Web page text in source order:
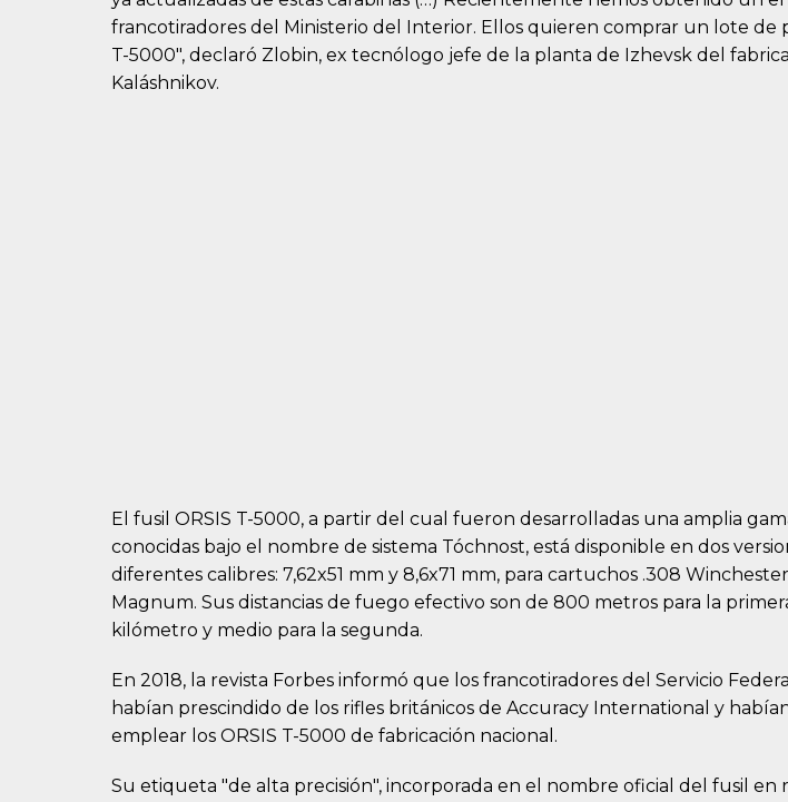
francotiradores del Ministerio del Interior. Ellos quieren comprar un lote de
T-5000", declaró Zlobin, ex tecnólogo jefe de la planta de Izhevsk del
Kaláshnikov.
El fusil ORSIS T-5000, a partir del cual fueron desarrolladas una amplia
conocidas bajo el nombre de sistema Tóchnost, está disponible en dos
diferentes calibres: 7,62x51 mm y 8,6x71 mm, para cartuchos .308
Magnum. Sus distancias de fuego efectivo son de 800 metros para la
kilómetro y medio para la segunda.
En 2018, la revista Forbes informó que los francotiradores del Servicio
habían prescindido de los rifles británicos de Accuracy International y
emplear los ORSIS T-5000 de fabricación nacional.
Su etiqueta "de alta precisión", incorporada en el nombre oficial del fusil en